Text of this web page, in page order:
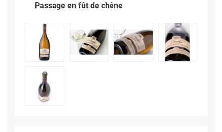
Passage en fût de chêne